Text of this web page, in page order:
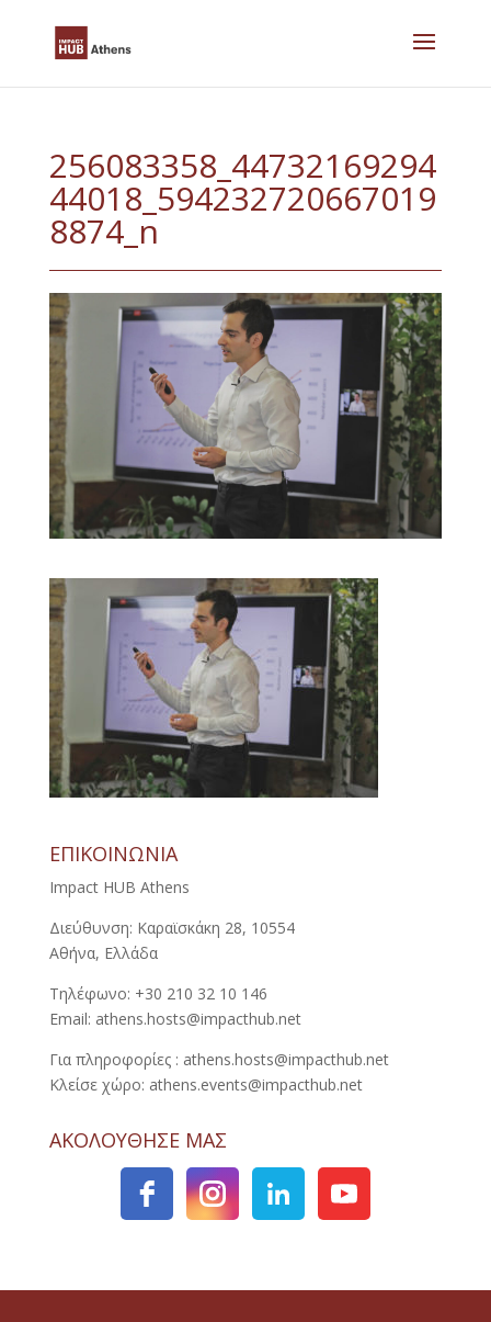
256083358_44732169294
44018_594232720667019
8874_n
ΕΠΙΚΟΙΝΩΝΙΑ
Impact HUB Athens
Διεύθυνση: Καραϊσκάκη 28, 10554
Αθήνα, Ελλάδα
Τηλέφωνο: +30 210 32 10 146
Email: athens.hosts@impacthub.net
Για πληροφορίες : athens.hosts@impacthub.net
Κλείσε χώρο: athens.events@impacthub.net
ΑΚΟΛΟΥΘΗΣΕ ΜΑΣ